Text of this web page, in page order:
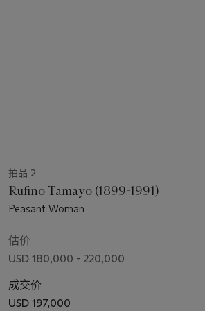
拍品 2
Rufino Tamayo (1899-1991)
Peasant Woman
估价
USD 180,000 - 220,000
成交价
USD 197,000